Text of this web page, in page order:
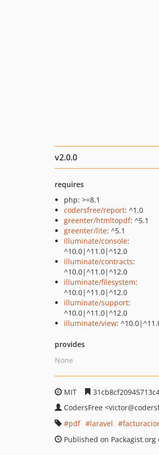
v2.0.0
requires
php: >=8.1
codersfree/report: ^1.0
greenter/htmltopdf: ^5.1
greenter/lite: ^5.1
illuminate/console:
^10.0|^11.0|^12.0
illuminate/contracts:
^10.0|^11.0|^12.0
illuminate/filesystem:
^10.0|^11.0|^12.0
illuminate/support:
^10.0|^11.0|^12.0
illuminate/view:
provides
None
MIT
CodersFree <victor
pdf
laravel
Published on Packagist.org